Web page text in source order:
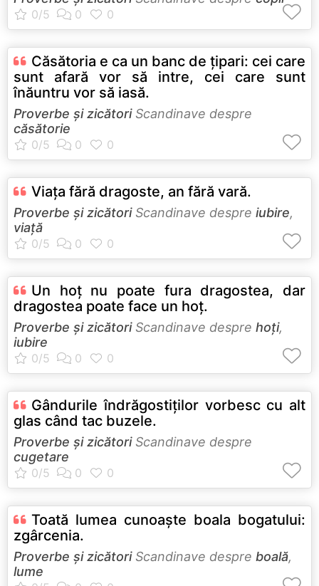
Căsătoria e ca un banc de ţipari: cei care
sunt afară vor să intre, cei care sunt
înăuntru vor să iasă.
Proverbe și zicătoriScandinave despre
căsătorie
Viaţa fără dragoste, an fără vară.
Proverbe și zicătoriScandinave despre iubire,
viață
Un hoţ nu poate fura dragostea, dar
dragostea poate face un hoţ.
Proverbe și zicătoriScandinave despre hoţi,
iubire
Gândurile îndrăgostiţilor vorbesc cu alt
glas când tac buzele.
Proverbe și zicătoriScandinave despre
cugetare
Toată lumea cunoaşte boala bogatului:
zgârcenia.
Proverbe și zicătoriScandinave despre boală,
lume